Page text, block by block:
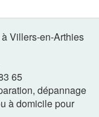
Villers-en-Arthies
65
dépannage
à domicile pour